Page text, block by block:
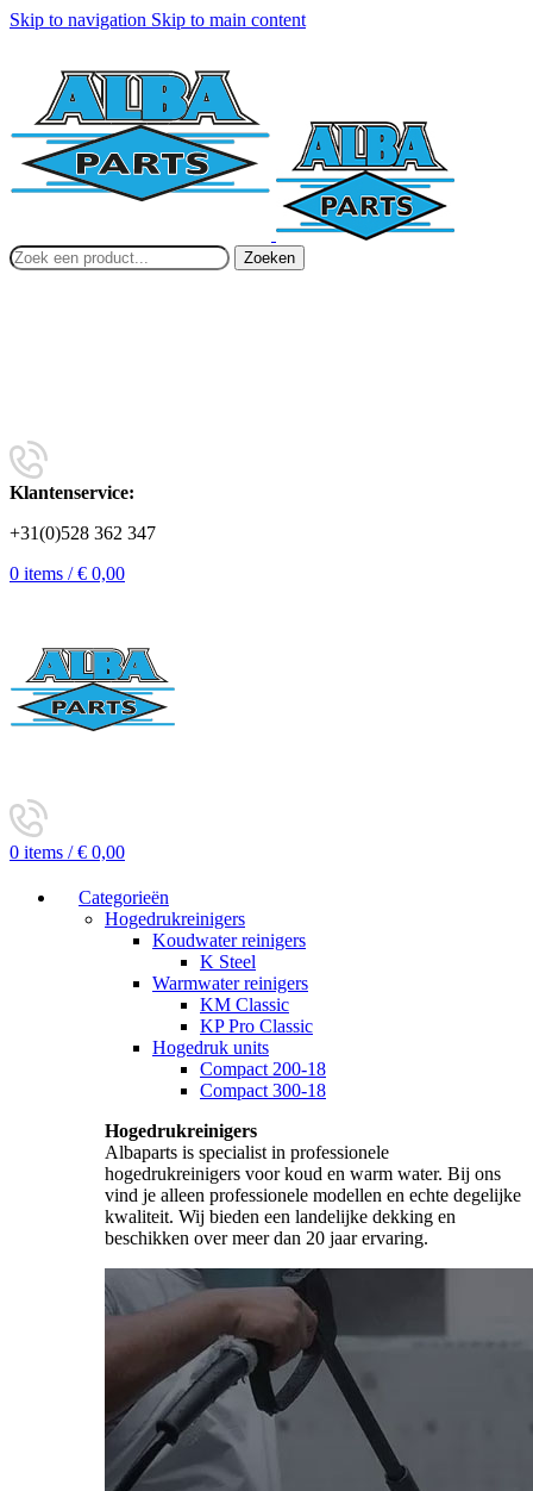
Skip to navigation Skip to main content
Zoeken
Klantenservice:
+31(0)528 362 347
0 items / € 0,00
0 items / € 0,00
Categorieën
Hogedrukreinigers
Koudwater reinigers
K Steel
Warmwater reinigers
KM Classic
KP Pro Classic
Hogedruk units
Compact 200-18
Compact 300-18
Hogedrukreinigers
Albaparts is specialist in professionele
hogedrukreinigers voor koud en warm water. Bij ons
vind je alleen professionele modellen en echte degelijke
kwaliteit. Wij bieden een landelijke dekking en
beschikken over meer dan 20 jaar ervaring.